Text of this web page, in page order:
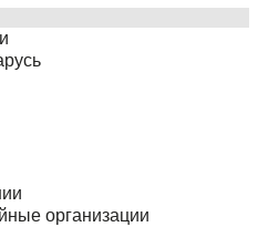
организации